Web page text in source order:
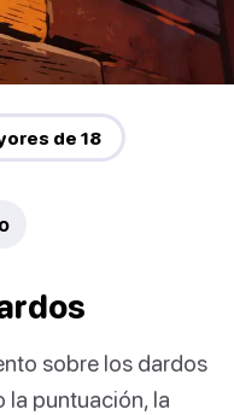
de 18
sobre los dardos
la puntuación, la